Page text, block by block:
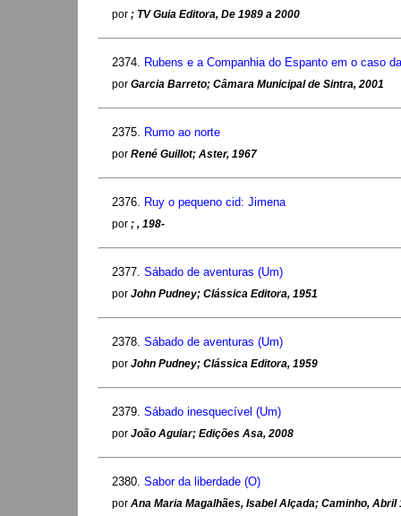
por ; TV Guia Editora, De 1989 a 2000
2374. Rubens e a Companhia do Espanto em o caso
por Garcia Barreto; Câmara Municipal de Sintra, 2001
2375. Rumo ao norte
por René Guillot; Aster, 1967
2376. Ruy o pequeno cid: Jimena
por ; , 198-
2377. Sábado de aventuras (Um)
por John Pudney; Clássica Editora, 1951
2378. Sábado de aventuras (Um)
por John Pudney; Clássica Editora, 1959
2379. Sábado inesquecível (Um)
por João Aguiar; Edições Asa, 2008
2380. Sabor da liberdade (O)
por Ana Maria Magalhães, Isabel Alçada; Caminho, Abril